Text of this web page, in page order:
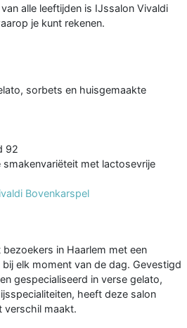
alle leeftijden is IJssalon Vivaldi
je kunt rekenen.
sorbets en huisgemaakte
92
met lactosevrije
Bovenkarspel
in Haarlem met een
elk moment van de dag. Gevestigd
gespecialiseerd in verse gelato,
heeft deze salon
verschil maakt.